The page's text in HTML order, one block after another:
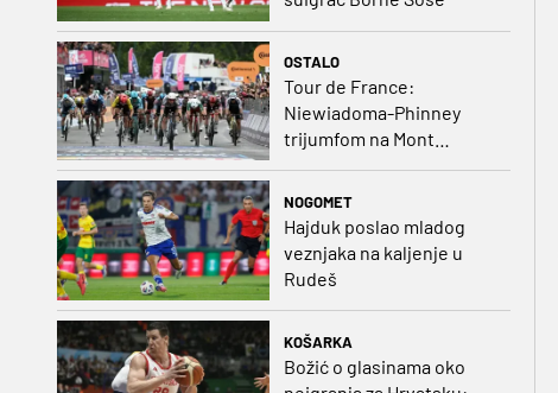
OSTALO
Tour de France:
Niewiadoma-Phinney
trijumfom na Mont
Ventoux preuzela žutu
NOGOMET
Hajduk poslao mladog
veznjaka na kaljenje u
Rudeš
KOŠARKA
Božić o glasinama oko